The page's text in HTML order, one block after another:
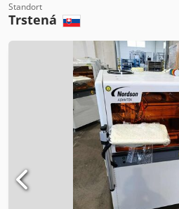
Standort
Trstená